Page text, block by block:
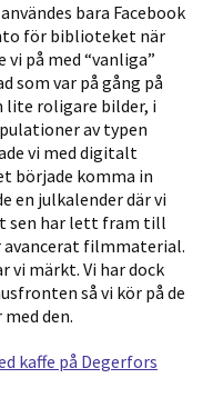
bara Facebook
för biblioteket när
på med “vanliga”
som var på gång på
lite roligare bilder, i
av typen
vi med digitalt
började komma in
en julkalender där vi
sen har lett fram till
avancerat filmmaterial.
vi märkt. Vi har dock
så vi kör på de
den.
kaffe på Degerfors